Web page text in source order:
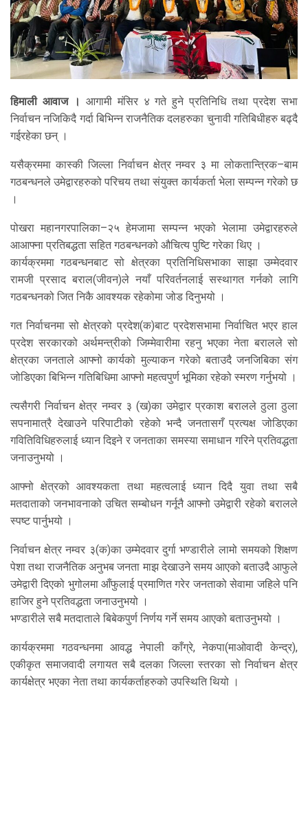
हिमाली आवाज । आगामी मंसिर ४ गते हुने प्रतिनिधि तथा प्रदेश सभा
निर्वाचन नजिकिदै गर्दा बिभिन्न राजनैतिक दलहरुका चुनावी गतिबिधीहरु बढ्दै
गईरहेका छन् ।
यसैक्रममा कास्की जिल्ला निर्वाचन क्षेत्र नम्वर ३ मा लोकतान्त्रिक–बाम
गठबन्धनले उमेद्वारहरुको परिचय तथा संयुक्त कार्यकर्ता भेला सम्पन्न गरेको छ
।
पोखरा महानगरपालिका–२५ हेमजामा सम्पन्न भएको भेलामा उमेद्वारहरुले
आआफ्ना प्रतिबद्धता सहित गठबन्धनको औचित्य पुष्टि गरेका थिए ।
कार्यक्रममा गठबन्धनबाट सो क्षेत्रका प्रतिनिधिसभाका साझा उम्मेदवार
रामजी प्रसाद बराल(जीवन)ले नयाँ परिवर्तनलाई सस्थागत गर्नको लागि
गठबन्धनको जित निकै आवश्यक रहेकोमा जोड दिनुभयो ।
गत निर्वाचनमा सो क्षेत्रको प्रदेश(क)बाट प्रदेशसभामा निर्वाचित भएर हाल
प्रदेश सरकारको अर्थमन्त्रीको जिम्मेवारीमा रहनु भएका नेता बरालले सो
क्षेत्रका जनताले आफ्नो कार्यको मुल्याकन गरेको बताउदै जनजिबिका संग
जोडिएका बिभिन्न गतिबिधिमा आफ्नो महत्वपुर्ण भूमिका रहेको स्मरण गर्नुभयो ।
त्यसैगरी निर्वाचन क्षेत्र नम्वर ३ (ख)का उमेद्वार प्रकाश बरालले ठुला ठुला
सपनामात्रै देखाउने परिपाटीको रहेको भन्दै जनतासगँ प्रत्यक्ष जोडिएका
गवितिविधिहरुलाई ध्यान दिइने र जनताका समस्या समाधान गरिने प्रतिवद्धता
जनाउनुभयो ।
आफ्नो क्षेत्रको आवश्यकता तथा महत्वलाई ध्यान दिदै युवा तथा सबै
मतदाताको जनभावनाको उचित सम्बोधन गर्नूनै आफ्नो उमेद्वारी रहेको बरालले
स्पष्ट पार्नुभयो ।
निर्वाचन क्षेत्र नम्वर ३(क)का उम्मेदवार दुर्गा भण्डारीले लामो समयको शिक्षण
पेशा तथा राजनैतिक अनुभब जनता माझ देखाउने समय आएको बताउदै आफुले
उमेद्वारी दिएको भुगोलमा आँफुलाई प्रमाणित गरेर जनताको सेवामा जहिले पनि
हाजिर हुने प्रतिवद्धता जनाउनुभयो ।
भण्डारीले सबै मतदाताले बिबेकपुर्ण निर्णय गर्ने समय आएको बताउनुभयो ।
कार्यक्रममा गठवन्धनमा आवद्ध नेपाली काँग्रे, नेकपा(माओवादी केन्द्र),
एकीकृत समाजवादी लगायत सबै दलका जिल्ला स्तरका सो निर्वाचन क्षेत्र
कार्यक्षेत्र भएका नेता तथा कार्यकर्ताहरुको उपस्थिति थियो ।